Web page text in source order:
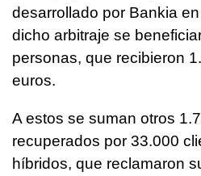
desarrollado por Bankia
dicho arbitraje se
personas, que recibieron
euros.
A estos se suman otros
recuperados por 33.000
híbridos, que reclamaron